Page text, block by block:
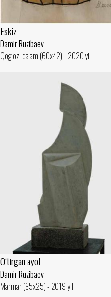
Eskiz
Damir Ruzibaev
Qog‘oz, qalam (60x42) - 2020 yil
O‘tirgan ayol
Damir Ruzibaev
Marmar (95x25) - 2019 yil